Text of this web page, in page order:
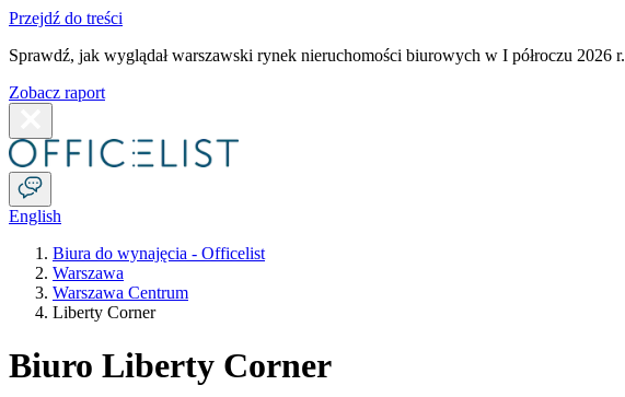
Przejdź do treści
Sprawdź, jak wyglądał warszawski rynek nieruchomości biurowych w I półroczu 2026 r.
Zobacz raport
English
Biura do wynajęcia - Officelist
Warszawa
Warszawa Centrum
Liberty Corner
Biuro Liberty Corner